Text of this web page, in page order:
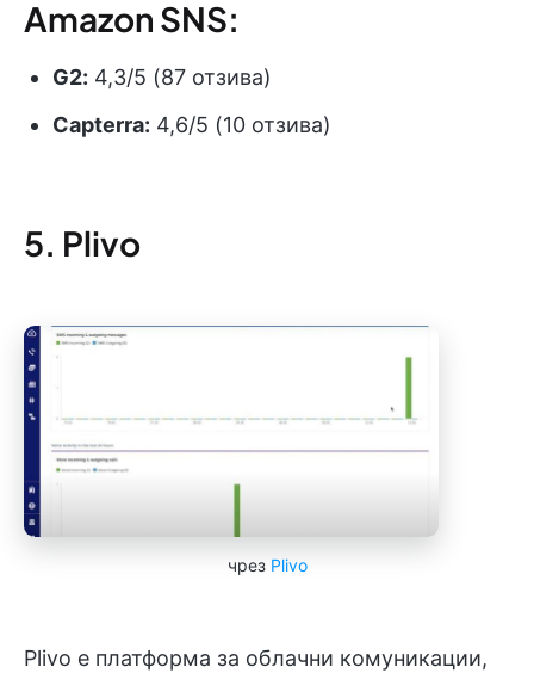
Amazon SNS:
G2: 4,3/5 (87 отзива)
Capterra: 4,6/5 (10 отзива)
5. Plivo
чрез Plivo
Plivo е платформа за облачни комуникации,